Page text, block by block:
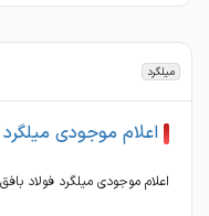
میلگرد
اعلام موجودی میلگرد
اعلام موجودی میلگرد فولاد